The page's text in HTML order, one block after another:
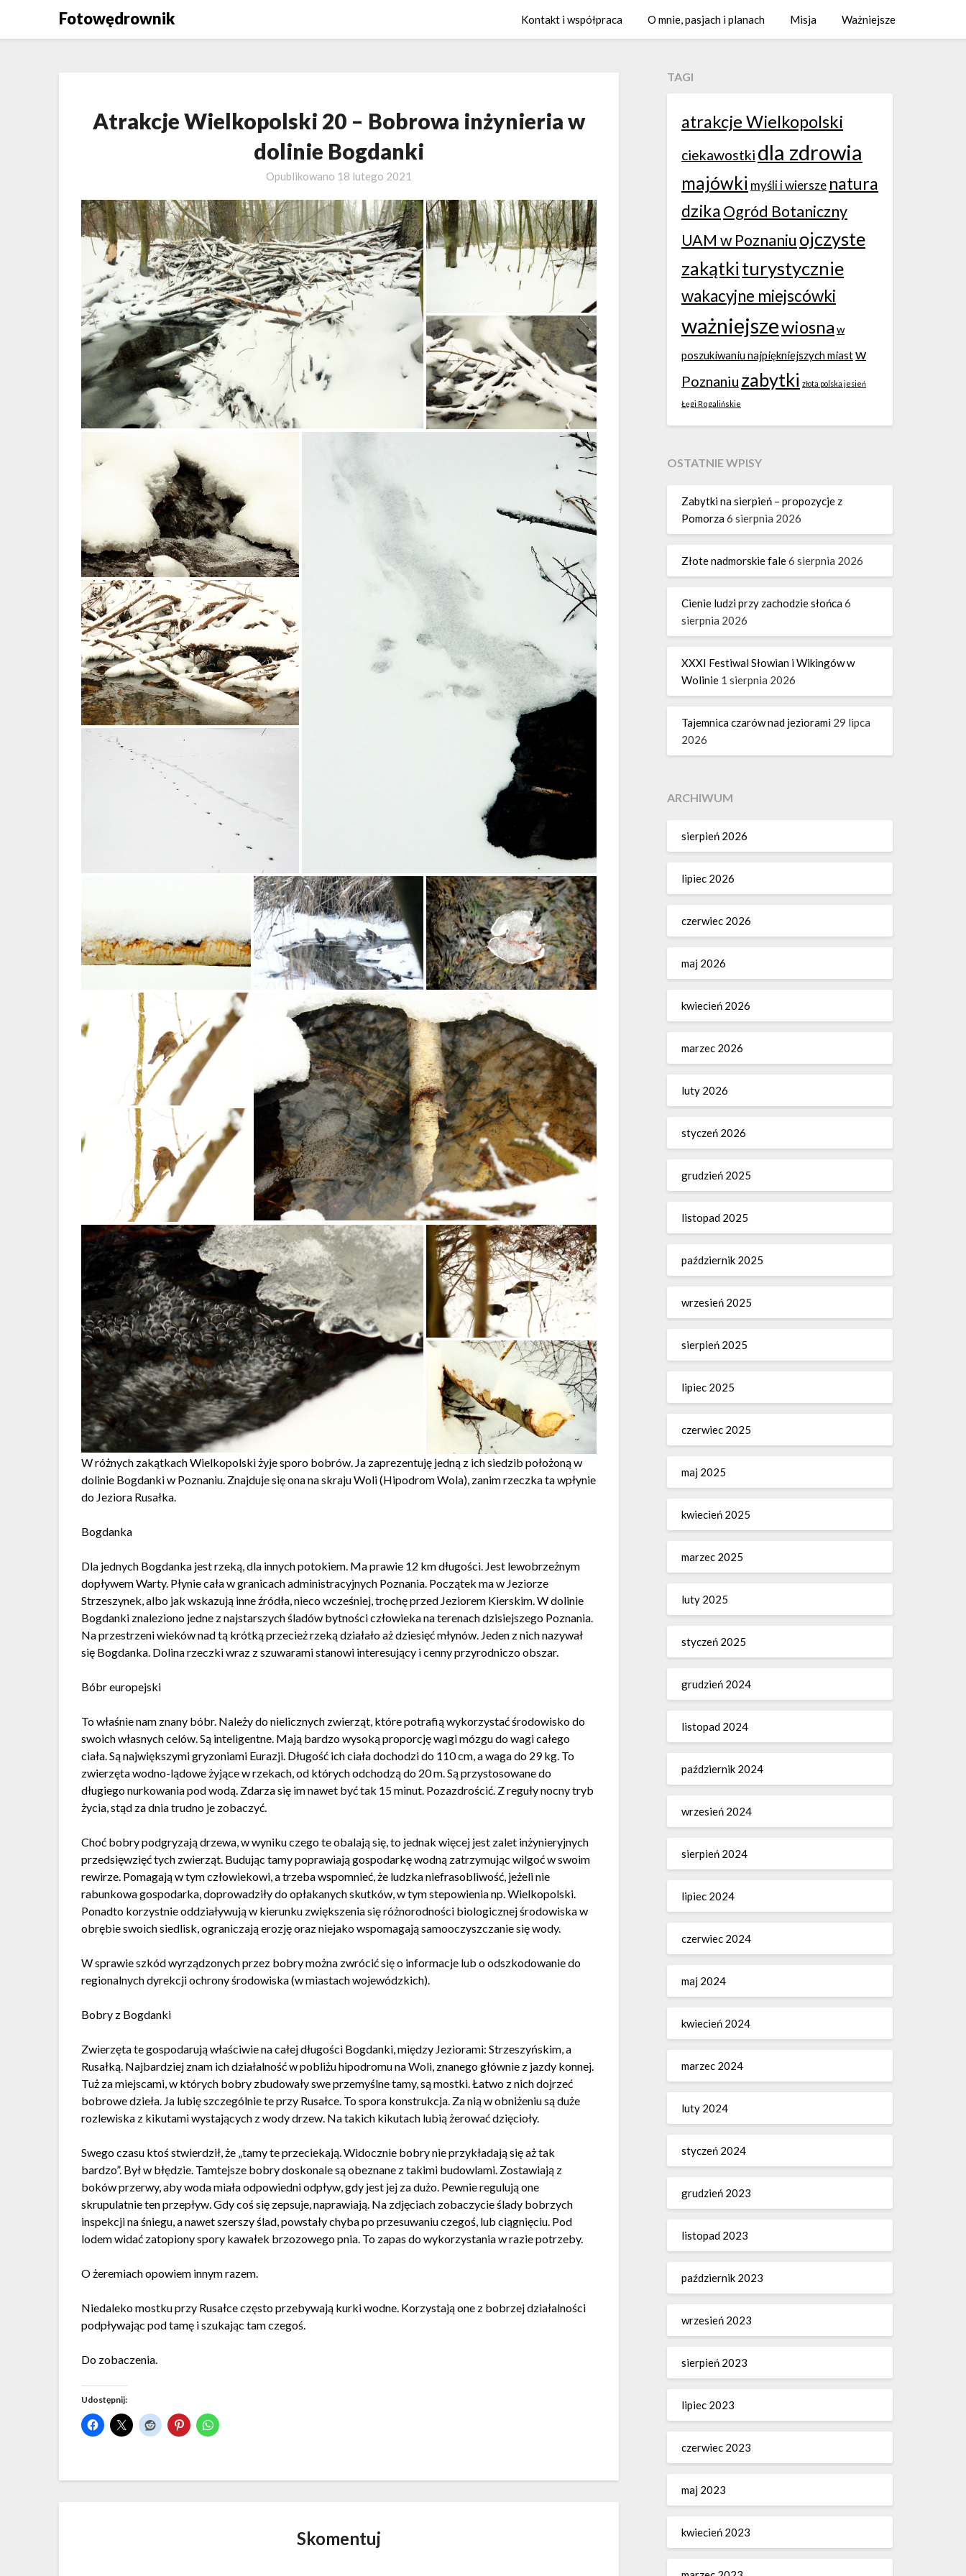
Fotowędrownik Kontakt i współpraca O mnie, pasjach i planach Misja Ważniejsze
Atrakcje Wielkopolski 20 – Bobrowa inżynieria w
dolinie Bogdanki
Opublikowano 18 lutego 2021
W różnych zakątkach Wielkopolski żyje sporo bobrów. Ja zaprezentuję jedną z ich siedzib położoną w
dolinie Bogdanki w Poznaniu. Znajduje się ona na skraju Woli (Hipodrom Wola), zanim rzeczka ta wpłynie
do Jeziora Rusałka.
Bogdanka
Dla jednych Bogdanka jest rzeką, dla innych potokiem. Ma prawie 12 km długości. Jest lewobrzeżnym
dopływem Warty. Płynie cała w granicach administracyjnych Poznania. Początek ma w Jeziorze
Strzeszynek, albo jak wskazują inne źródła, nieco wcześniej, trochę przed Jeziorem Kierskim. W dolinie
Bogdanki znaleziono jedne z najstarszych śladów bytności człowieka na terenach dzisiejszego Poznania.
Na przestrzeni wieków nad tą krótką przecież rzeką działało aż dziesięć młynów. Jeden z nich nazywał
się Bogdanka. Dolina rzeczki wraz z szuwarami stanowi interesujący i cenny przyrodniczo obszar.
Bóbr europejski
To właśnie nam znany bóbr. Należy do nielicznych zwierząt, które potrafią wykorzystać środowisko do
swoich własnych celów. Są inteligentne. Mają bardzo wysoką proporcję wagi mózgu do wagi całego
ciała. Są największymi gryzoniami Eurazji. Długość ich ciała dochodzi do 110 cm, a waga do 29 kg. To
zwierzęta wodno-lądowe żyjące w rzekach, od których odchodzą do 20 m. Są przystosowane do
długiego nurkowania pod wodą. Zdarza się im nawet być tak 15 minut. Pozazdrościć. Z reguły nocny tryb
życia, stąd za dnia trudno je zobaczyć.
Choć bobry podgryzają drzewa, w wyniku czego te obalają się, to jednak więcej jest zalet inżynieryjnych
przedsięwzięć tych zwierząt. Budując tamy poprawiają gospodarkę wodną zatrzymując wilgoć w swoim
rewirze. Pomagają w tym człowiekowi, a trzeba wspomnieć, że ludzka niefrasobliwość, jeżeli nie
rabunkowa gospodarka, doprowadziły do opłakanych skutków, w tym stepowienia np. Wielkopolski.
Ponadto korzystnie oddziaływują w kierunku zwiększenia się różnorodności biologicznej środowiska w
obrębie swoich siedlisk, ograniczają erozję oraz niejako wspomagają samooczyszczanie się wody.
W sprawie szkód wyrządzonych przez bobry można zwrócić się o informacje lub o odszkodowanie do
regionalnych dyrekcji ochrony środowiska (w miastach wojewódzkich).
Bobry z Bogdanki
Zwierzęta te gospodarują właściwie na całej długości Bogdanki, między Jeziorami: Strzeszyńskim, a
Rusałką. Najbardziej znam ich działalność w pobliżu hipodromu na Woli, znanego głównie z jazdy konnej.
Tuż za miejscami, w których bobry zbudowały swe przemyślne tamy, są mostki. Łatwo z nich dojrzeć
bobrowe dzieła. Ja lubię szczególnie te przy Rusałce. To spora konstrukcja. Za nią w obniżeniu są duże
rozlewiska z kikutami wystających z wody drzew. Na takich kikutach lubią żerować dzięcioły.
Swego czasu ktoś stwierdził, że „tamy te przeciekają. Widocznie bobry nie przykładają się aż tak
bardzo”. Był w błędzie. Tamtejsze bobry doskonale są obeznane z takimi budowlami. Zostawiają z
boków przerwy, aby woda miała odpowiedni odpływ, gdy jest jej za dużo. Pewnie regulują one
skrupulatnie ten przepływ. Gdy coś się zepsuje, naprawiają. Na zdjęciach zobaczycie ślady bobrzych
inspekcji na śniegu, a nawet szerszy ślad, powstały chyba po przesuwaniu czegoś, lub ciągnięciu. Pod
lodem widać zatopiony spory kawałek brzozowego pnia. To zapas do wykorzystania w razie potrzeby.
O żeremiach opowiem innym razem.
Niedaleko mostku przy Rusałce często przebywają kurki wodne. Korzystają one z bobrzej działalności
podpływając pod tamę i szukając tam czegoś.
Do zobaczenia.
Udostępnij:
Skomentuj
TAGI
atrakcje Wielkopolski
ciekawostki dla zdrowia
majówki myśli i wiersze natura
dzikaOgród Botaniczny
UAM w Poznaniu ojczyste
zakątki turystycznie
wakacyjne miejscówki
ważniejszewiosna w
poszukiwaniu najpiękniejszych miastw
Poznaniu zabytki złota polska jesień
Łęgi Rogalińskie
OSTATNIE WPISY
Zabytki na sierpień – propozycje z
Pomorza6 sierpnia 2026
Złote nadmorskie fale6 sierpnia 2026
Cienie ludzi przy zachodzie słońca6
sierpnia 2026
XXXI Festiwal Słowian i Wikingów w
Wolinie 1 sierpnia 2026
Tajemnica czarów nad jeziorami 29 lipca
2026
ARCHIWUM
sierpień 2026
lipiec 2026
czerwiec 2026
maj 2026
kwiecień 2026
marzec 2026
luty 2026
styczeń 2026
grudzień 2025
listopad 2025
październik 2025
wrzesień 2025
sierpień 2025
lipiec 2025
czerwiec 2025
maj 2025
kwiecień 2025
marzec 2025
luty 2025
styczeń 2025
grudzień 2024
listopad 2024
październik 2024
wrzesień 2024
sierpień 2024
lipiec 2024
czerwiec 2024
maj 2024
kwiecień 2024
marzec 2024
luty 2024
styczeń 2024
grudzień 2023
listopad 2023
październik 2023
wrzesień 2023
sierpień 2023
lipiec 2023
czerwiec 2023
maj 2023
kwiecień 2023